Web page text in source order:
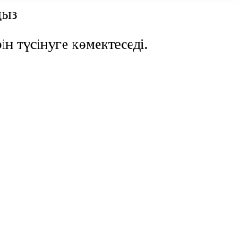
түсінуге көмектеседі.